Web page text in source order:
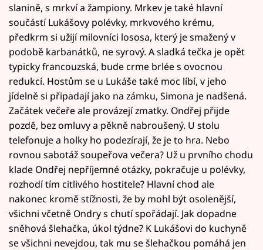
slanině, s mrkví a žampiony. Mrkev je také hlavní
součástí Lukášovy polévky, mrkvového krému,
předkrm si užijí milovníci lososa, který je smažený v
podobě karbanátků, ne syrový. A sladká tečka je opět
typicky francouzská, bude crme brlée s ovocnou
redukcí. Hostům se u Lukáše také moc líbí, v jeho
jídelně si připadají jako na zámku, Simona je nadšená.
Začátek večeře ale provázejí zmatky. Ondřej přijde
pozdě, bez omluvy a pěkně nabroušený. U stolu
telefonuje a holky ho podezírají, že je to hra. Nebo
rovnou sabotáž soupeřova večera? Už u prvního chodu
klade Ondřej nepříjemné otázky, pokračuje u polévky,
rozhodí tím citlivého hostitele? Hlavní chod ale
nakonec kromě stížnosti, že by mohl být osolenější,
všichni včetně Ondry s chutí spořádají. Jak dopadne
sněhová šlehačka, úkol týdne? K Lukášovi do kuchyně
se všichni nevejdou, tak mu se šlehačkou pomáhá jen